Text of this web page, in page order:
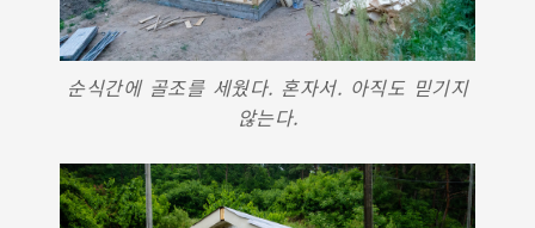
순식간에 골조를 세웠다. 혼자서. 아직도 믿기지
않는다.